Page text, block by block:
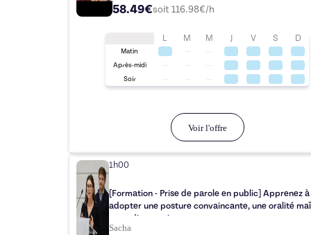
58.49€soit 116.98€/h
L M M J V S D
Matin
Après-midi
Soir
Voir l'offre
1h00
[Formation - Prise de parole en public] Apprenez à
adopter une posture convaincante, une oralité
et un discours impactant.
Sacha